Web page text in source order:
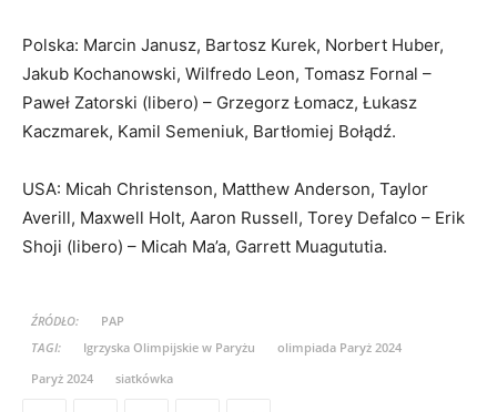
Polska: Marcin Janusz, Bartosz Kurek, Norbert Huber,
Jakub Kochanowski, Wilfredo Leon, Tomasz Fornal –
Paweł Zatorski (libero) – Grzegorz Łomacz, Łukasz
Kaczmarek, Kamil Semeniuk, Bartłomiej Bołądź.
USA: Micah Christenson, Matthew Anderson, Taylor
Averill, Maxwell Holt, Aaron Russell, Torey Defalco – Erik
Shoji (libero) – Micah Ma’a, Garrett Muagututia.
ŹRÓDŁO:
PAP
TAGI:
Igrzyska Olimpijskie w Paryżu
olimpiada Paryż 2024
Paryż 2024
siatkówka